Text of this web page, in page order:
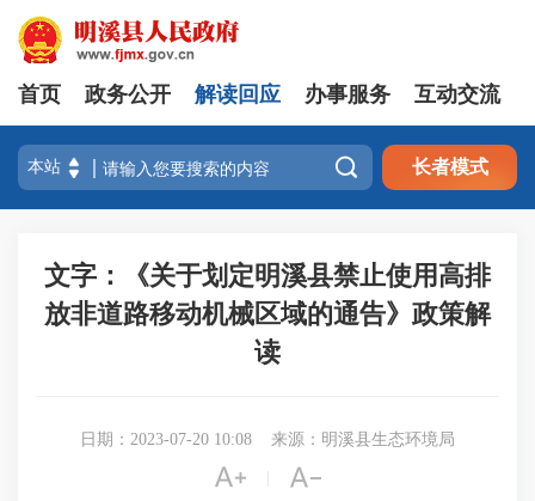
首页 政务公开 解读回应 办事服务 互动交流
 长者模式
文字：《关于划定明溪县禁止使用高排
放非道路移动机械区域的通告》政策解
读
日期：2023-07-20 10:08 来源：明溪县生态环境局
 